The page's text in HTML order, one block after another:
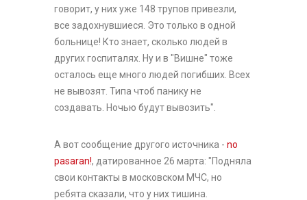
говорит, у них уже 148 трупов привезли,
все задохнувшиеся. Это только в одной
больнице! Кто знает, сколько людей в
других госпиталях. Ну и в "Вишне" тоже
осталось еще много людей погибших. Всех
не вывозят. Типа чтоб панику не
создавать. Ночью будут вывозить".
А вот сообщение другого источника - no
pasaran!, датированное 26 марта: "Подняла
свои контакты в московском МЧС, но
ребята сказали, что у них тишина.